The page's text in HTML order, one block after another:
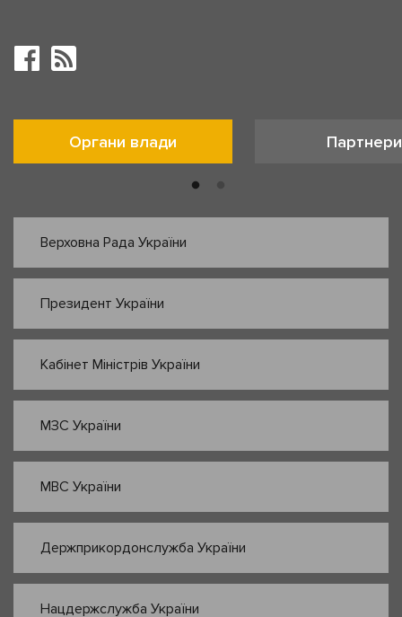
Органи влади Партнери
Верховна Рада України
Президент України
Кабінет Міністрів України
МЗС України
МВС України
Держприкордонслужба України
Нацдержслужба України